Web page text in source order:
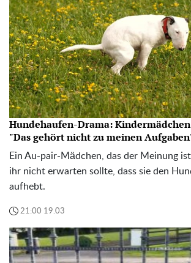
Hundehaufen-Drama:
"Das gehört nicht zu meinen
Ein Au-pair-Mädchen, das der Meinung
ihr nicht erwarten sollte, dass sie den
aufhebt.
21:00 19.03